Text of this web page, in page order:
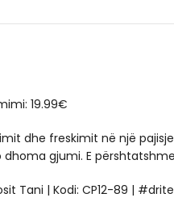
19.99€
dhe freskimit në një
gjumi. E
Tani | Kodi: CP12-89 |